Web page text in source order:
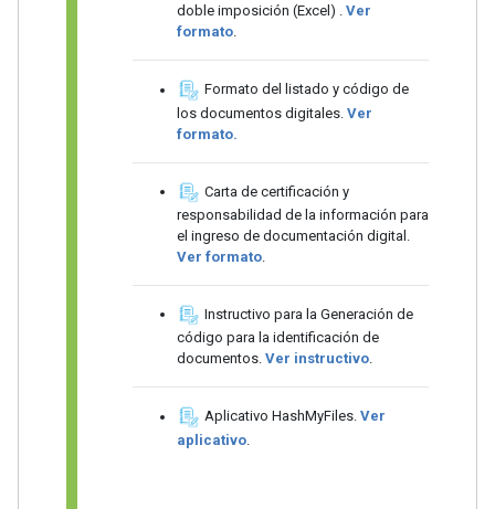
doble imposición (Excel) . Ver
formato.
Formato del listado y código de
los documentos digitales. Ver
formato.
Carta de certificación y
responsabilidad de la información para
el ingreso de documentación digital.
Ver formato.
Instructivo para la Generación de
código para la identificación de
documentos. Ver instructivo.
Aplicativo HashMyFiles. Ver
aplicativo.